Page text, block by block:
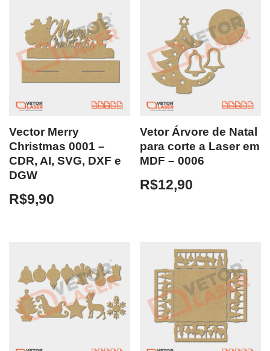
Vector Merry
Christmas 0001 –
CDR, AI, SVG, DXF e
DGW
R$9,90
Vetor Árvore de Natal
para corte a Laser em
MDF – 0006
R$12,90